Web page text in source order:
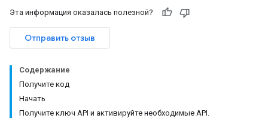
Эта информация оказалась полезной?
Отправить отзыв
Содержание
Получите код
Начать
Получите ключ API и активируйте необходимые API.